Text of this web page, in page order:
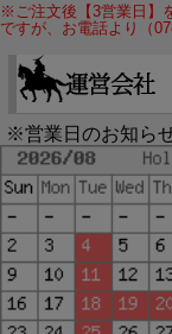
※ご注文後【3営業日】
ですが、お電話より（
※営業日のお知ら